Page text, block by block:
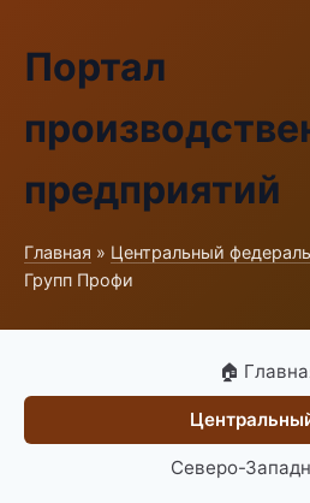
Портал
предприятий
Главная » Центральный
Групп Профи
🏠
Северо-